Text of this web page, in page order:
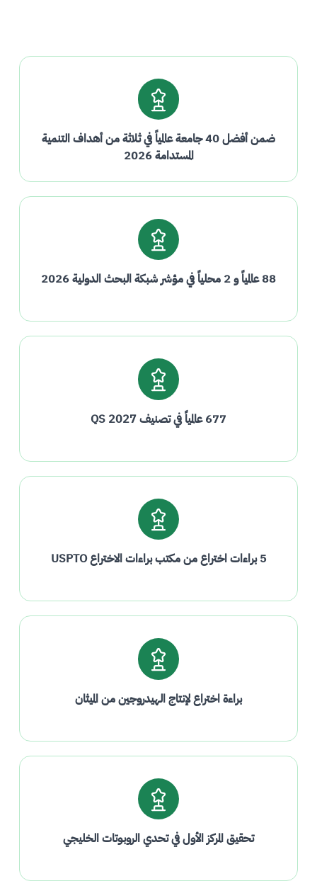
ضمن أفضل 40 جامعة عالمياً في ثلاثة من أهداف التنمية
المستدامة 2026
88 عالمياً و 2 محلياً في مؤشر شبكة البحث الدولية 2026
677 عالمياً في تصنيف QS 2027
5 براءات اختراع من مكتب براءات الاختراع USPTO
براءة اختراع لإنتاج الهيدروجين من الميثان
تحقيق المركز الأول في تحدي الروبوتات الخليجي